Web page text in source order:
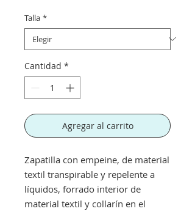
Talla *
Cantidad *
Agregar al carrito
Zapatilla con empeine, de material
textil transpirable y repelente a
líquidos, forrado interior de
material textil y collarín en el